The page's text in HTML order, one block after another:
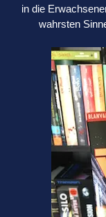
in die
wahrsten